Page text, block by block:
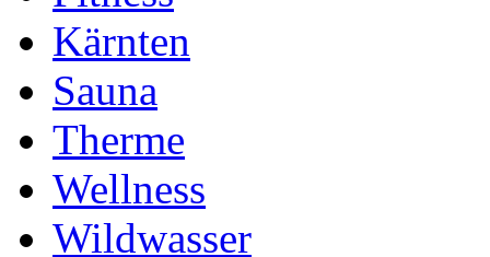
Kärnten
Sauna
Therme
Wellness
Wildwasser